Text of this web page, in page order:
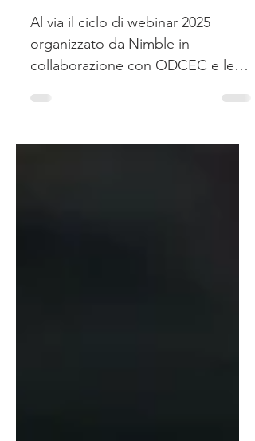
Giovani (UGDCEC)
Al via il ciclo di webinar 2025
organizzato da Nimble in
collaborazione con ODCEC e le
Unioni Giovani (UGDCEC)